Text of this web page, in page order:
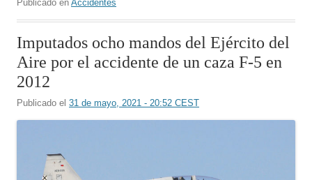
Publicado en Accidentes
Imputados ocho mandos del Ejército del
Aire por el accidente de un caza F-5 en
2012
Publicado el 31 de mayo, 2021 - 20:52 CEST